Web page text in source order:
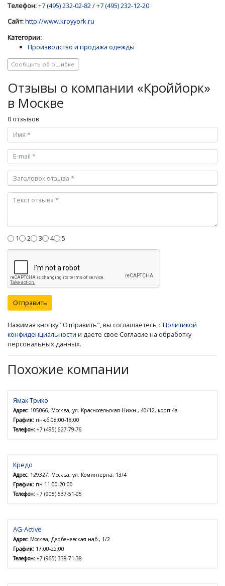
Телефон:+7 (495) 232-02-82 /+7 (495) 232-12-20
Сайт:http://www.kroyyork.ru
Категории:
Производство и продажа одежды
Сообщить об ошибке
Отзывы о компании «Кроййорк»
в Москве
0 отзывов
1 2 3 4 5
Отправить
Нажимая кнопку "Отправить", вы соглашаетесь сПолитикой
конфиденциальности и даете свое Согласие на обработку
персональных данных.
Похожие компании
Ямак Трико
Адрес: 105066, Москва, ул. Красносельская Нижн., 40/12, корп.4а
График: пн-сб 08:00-18:00
Телефон: +7 (495) 627-79-76
Кредо
Адрес: 129327, Москва, ул. Коминтерна, 13/4
График: пн 11:00-20:00
Телефон: +7 (905) 537-51-05
AG-Active
Адрес: Москва, Дербеневская наб., 1/2
График: 17:00-22:00
Телефон: +7 (965) 338-71-38